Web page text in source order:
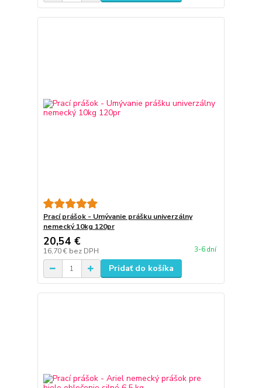
Prací prášok - Umývanie prášku univerzálny
nemecký 10kg 120pr
20,54 €
16,70 € bez DPH 3-6 dní
Pridať do košíka